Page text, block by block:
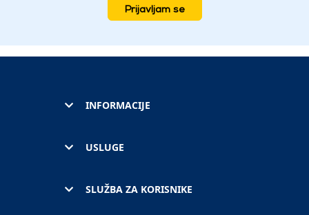
Prijavljam se
INFORMACIJE
USLUGE
SLUŽBA ZA KORISNIKE